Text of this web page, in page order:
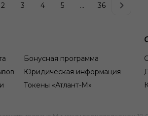
2 3 4 5 ... 36
Бонусная программа
Юридическая информация
Токены «Атлант-М»